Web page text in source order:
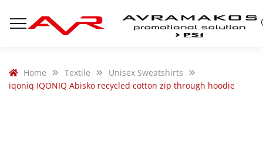
Home Textile
Unisex Sweatshirts
iqoniq IQONIQ Abisko recycled cotton zip through hoodie